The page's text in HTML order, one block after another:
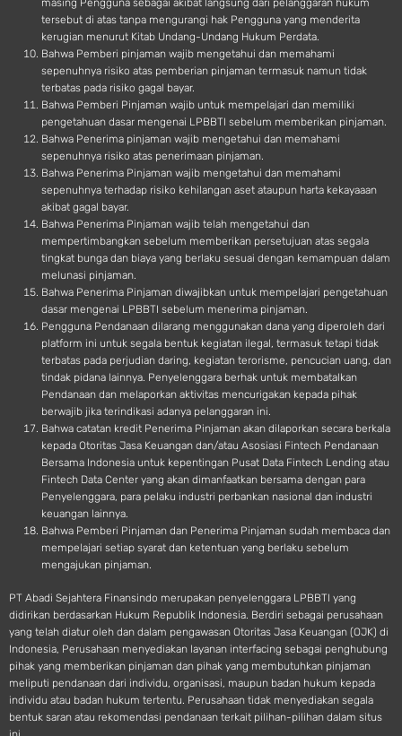
masing Pengguna sebagai akibat langsung dari pelanggaran hukum
tersebut di atas tanpa mengurangi hak Pengguna yang menderita
kerugian menurut Kitab Undang-Undang Hukum Perdata.
Bahwa Pemberi pinjaman wajib mengetahui dan memahami
sepenuhnya risiko atas pemberian pinjaman termasuk namun tidak
terbatas pada risiko gagal bayar.
Bahwa Pemberi Pinjaman wajib untuk mempelajari dan memiliki
pengetahuan dasar mengenai LPBBTI sebelum memberikan pinjaman.
Bahwa Penerima pinjaman wajib mengetahui dan memahami
sepenuhnya risiko atas penerimaan pinjaman.
Bahwa Penerima Pinjaman wajib mengetahui dan memahami
sepenuhnya terhadap risiko kehilangan aset ataupun harta kekayaaan
akibat gagal bayar.
Bahwa Penerima Pinjaman wajib telah mengetahui dan
mempertimbangkan sebelum memberikan persetujuan atas segala
tingkat bunga dan biaya yang berlaku sesuai dengan kemampuan dalam
melunasi pinjaman.
Bahwa Penerima Pinjaman diwajibkan untuk mempelajari pengetahuan
dasar mengenai LPBBTI sebelum menerima pinjaman.
Pengguna Pendanaan dilarang menggunakan dana yang diperoleh dari
platform ini untuk segala bentuk kegiatan ilegal, termasuk tetapi tidak
terbatas pada perjudian daring, kegiatan terorisme, pencucian uang, dan
tindak pidana lainnya. Penyelenggara berhak untuk membatalkan
Pendanaan dan melaporkan aktivitas mencurigakan kepada pihak
berwajib jika terindikasi adanya pelanggaran ini.
Bahwa catatan kredit Penerima Pinjaman akan dilaporkan secara berkala
kepada Otoritas Jasa Keuangan dan/atau Asosiasi Fintech Pendanaan
Bersama Indonesia untuk kepentingan Pusat Data Fintech Lending atau
Fintech Data Center yang akan dimanfaatkan bersama dengan para
Penyelenggara, para pelaku industri perbankan nasional dan industri
keuangan lainnya.
Bahwa Pemberi Pinjaman dan Penerima Pinjaman sudah membaca dan
mempelajari setiap syarat dan ketentuan yang berlaku sebelum
mengajukan pinjaman.
PT Abadi Sejahtera Finansindo merupakan penyelenggara LPBBTI yang
didirikan berdasarkan Hukum Republik Indonesia. Berdiri sebagai perusahaan
yang telah diatur oleh dan dalam pengawasan Otoritas Jasa Keuangan (OJK) di
Indonesia, Perusahaan menyediakan layanan interfacing sebagai penghubung
pihak yang memberikan pinjaman dan pihak yang membutuhkan pinjaman
meliputi pendanaan dari individu, organisasi, maupun badan hukum kepada
individu atau badan hukum tertentu. Perusahaan tidak menyediakan segala
bentuk saran atau rekomendasi pendanaan terkait pilihan-pilihan dalam situs